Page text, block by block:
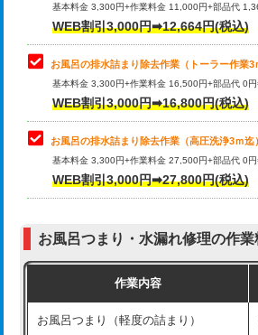
トイレ便器脱着
タンクレストイレ脱着
小便器トイレ脱着
その他部品の脱着
交換・取付（タンク）
交換・取付（普通便座）
交換・取付（温水洗浄便座）
交換・取付(単水栓（壁付・デッキ
基本料金 3,300円+作業料金 11,000円+部品代
WEB割引3,000円➡12,664円(税込)
お風呂の排水詰まり除去作業（トーラー作業3
基本料金 3,300円+作業料金 16,500円+部品代 0
WEB割引3,000円➡16,800円(税込)
お風呂の排水詰まり除去作業（高圧洗浄3ｍ迄
基本料金 3,300円+作業料金 27,500円+部品代 0
WEB割引3,000円➡27,800円(税込)
お風呂つまり・水漏れ修理の作業
作業内容
お風呂つまり（軽度の詰まり）